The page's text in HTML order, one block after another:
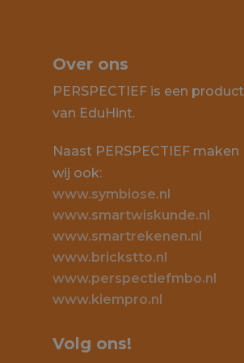
Over ons
PERSPECTIEF is een product
van EduHint.
Naast PERSPECTIEF maken
wij ook:
www.symbiose.nl
www.smartwiskunde.nl
www.smartrekenen.nl
www.brickstto.nl
www.perspectiefmbo.nl
www.kiempro.nl
Volg ons!